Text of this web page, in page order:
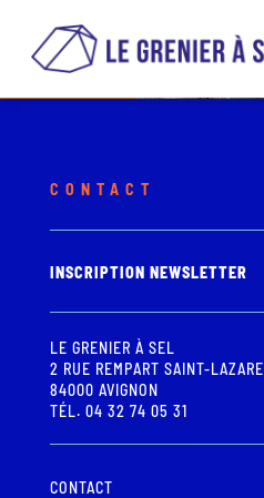
CONTACT
INSCRIPTION NEWSLETTER
LE GRENIER À SEL
2 RUE REMPART SAINT-LAZARE
84000 AVIGNON
TÉL. 04 32 74 05 31
CONTACT